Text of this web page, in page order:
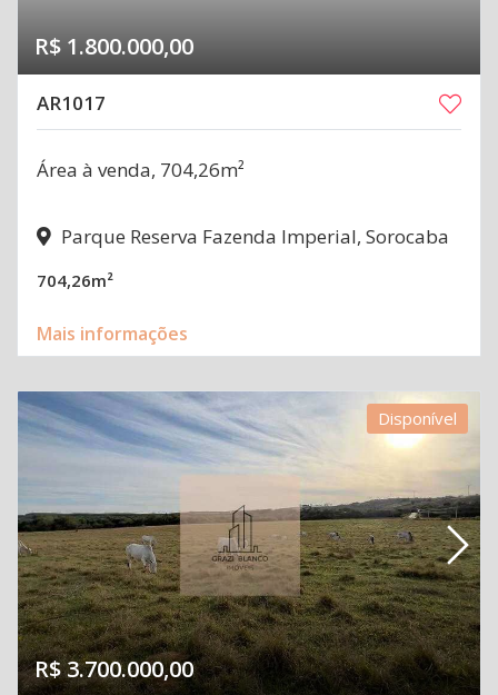
R$ 1.800.000,00
AR1017
Área à venda, 704,26m²
Parque Reserva Fazenda Imperial, Sorocaba
704,26m²
Mais informações
Disponível
R$ 3.700.000,00